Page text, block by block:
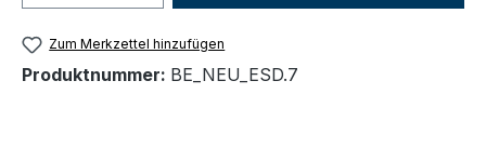
Zum Merkzettel hinzufügen
Produktnummer: BE_NEU_ESD.7